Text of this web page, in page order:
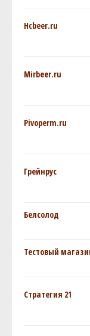
Hcbeer.ru
Mirbeer.ru
Pivoperm.ru
Грейнрус
Белсолод
Тестовый
Стратегия 21